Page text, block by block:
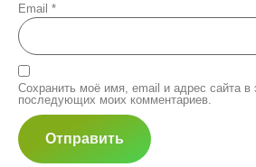
Email *
Сохранить моё имя, email и адрес сайта в
последующих моих комментариев.